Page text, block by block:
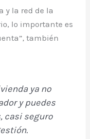
y la red de la
lo importante es
también
ya no
y puedes
casi seguro